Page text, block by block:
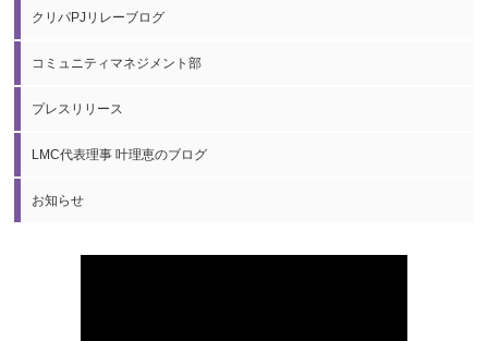
クリパPJリレーブログ
コミュニティマネジメント部
プレスリリース
LMC代表理事 叶理恵のブログ
お知らせ